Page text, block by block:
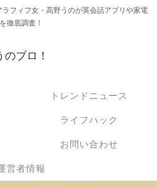
フィフ女・高野うのが英会話アプリや家電
を徹底調査！
のブロ！
トレンドニュース
ライフハック
お問い合わせ
営者情報